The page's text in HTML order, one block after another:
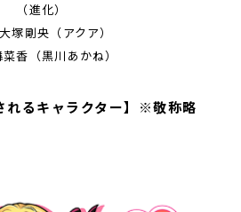
（進化）
塚剛央（アクア）
香（黒川あかね）
れるキャラクター】※敬称略